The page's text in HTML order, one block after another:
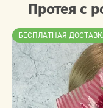
Протея с
БЕСПЛАТНАЯ